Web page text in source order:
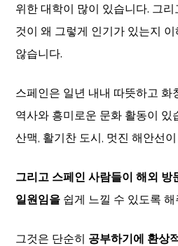
위한 대학이 많이 있습니다. 그
것이 왜 그렇게 인기가 있는지
않습니다.
스페인은 일년 내내 따뜻하고 화
역사와 흥미로운 문화 활동이 있
산맥, 활기찬 도시, 멋진 해안선
그리고 스페인 사람들이 해외 방
일원임을 쉽게 느낄 수 있도록
그것은 단순히 공부하기에 환상